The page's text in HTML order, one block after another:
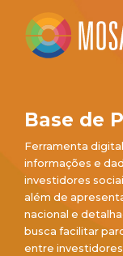
Base de
Ferramenta
informações e
investidores
além de
nacional e
busca facilitar
entre investidores